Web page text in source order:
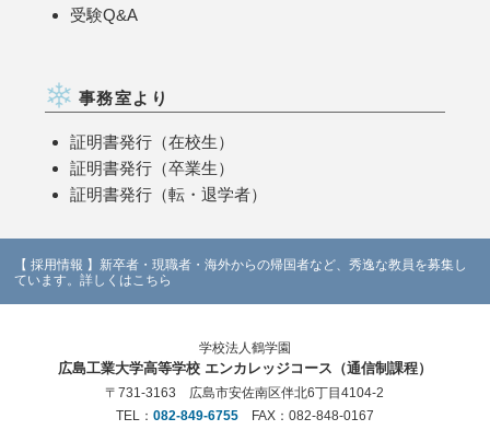
受験Q&A
事務室より
証明書発行（在校生）
証明書発行（卒業生）
証明書発行（転・退学者）
【 採用情報 】新卒者・現職者・海外からの帰国者など、秀逸な教員を募集し
ています。詳しくはこちら
学校法人鶴学園
広島工業大学高等学校 エンカレッジコース（通信制課程）
〒731-3163 広島市安佐南区伴北6丁目4104-2
TEL： 082-849-6755FAX：082-848-0167